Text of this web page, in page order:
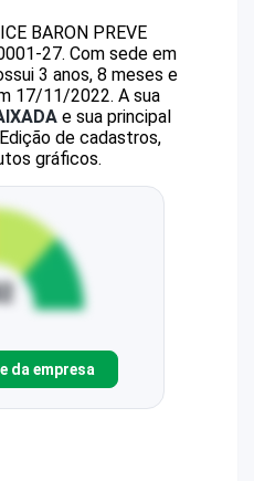
BARON PREVE
27. Com sede em
3 anos, 8 meses e
17/11/2022. A sua
e sua principal
de cadastros,
gráficos.
da empresa